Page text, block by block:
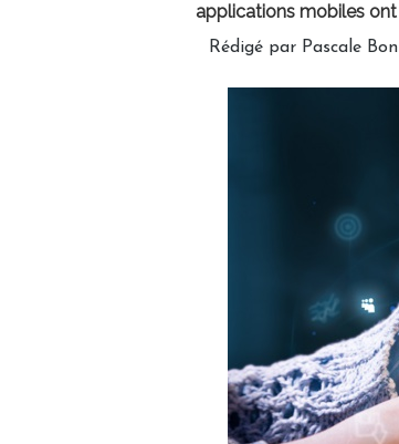
applications mobiles
Rédigé par Pascale